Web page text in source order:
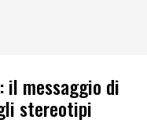
il messaggio di
stereotipi